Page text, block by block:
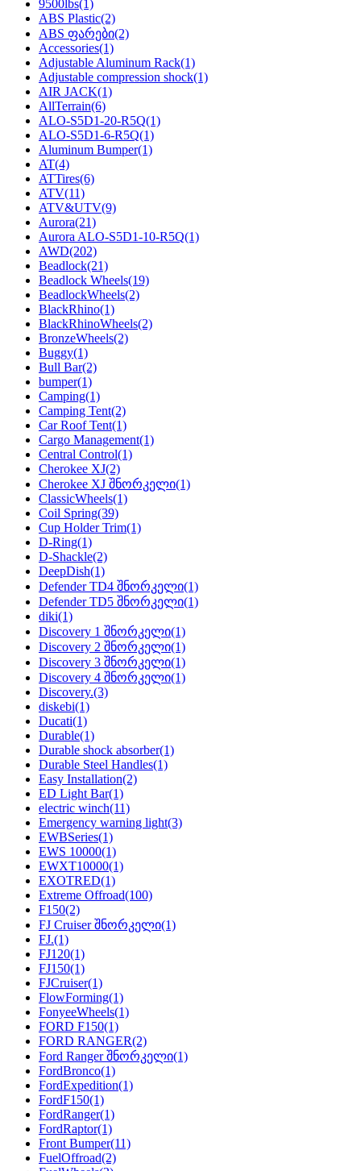
9500lbs(1)
ABS Plastic(2)
ABS ფარები(2)
Accessories(1)
Adjustable Aluminum Rack(1)
Adjustable compression shock(1)
AIR JACK(1)
AllTerrain(6)
ALO-S5D1-20-R5Q(1)
ALO-S5D1-6-R5Q(1)
Aluminum Bumper(1)
AT(4)
ATTires(6)
ATV(11)
ATV&UTV(9)
Aurora(21)
Aurora ALO-S5D1-10-R5Q(1)
AWD(202)
Beadlock(21)
Beadlock Wheels(19)
BeadlockWheels(2)
BlackRhino(1)
BlackRhinoWheels(2)
BronzeWheels(2)
Buggy(1)
Bull Bar(2)
bumper(1)
Camping(1)
Camping Tent(2)
Car Roof Tent(1)
Cargo Management(1)
Central Control(1)
Cherokee XJ(2)
Cherokee XJ შნორკელი(1)
ClassicWheels(1)
Coil Spring(39)
Cup Holder Trim(1)
D-Ring(1)
D-Shackle(2)
DeepDish(1)
Defender TD4 შნორკელი(1)
Defender TD5 შნორკელი(1)
diki(1)
Discovery 1 შნორკელი(1)
Discovery 2 შნორკელი(1)
Discovery 3 შნორკელი(1)
Discovery 4 შნორკელი(1)
Discovery.(3)
diskebi(1)
Ducati(1)
Durable(1)
Durable shock absorber(1)
Durable Steel Handles(1)
Easy Installation(2)
ED Light Bar(1)
electric winch(11)
Emergency warning light(3)
EWBSeries(1)
EWS 10000(1)
EWXT10000(1)
EXOTRED(1)
Extreme Offroad(100)
F150(2)
FJ Cruiser შნორკელი(1)
FJ.(1)
FJ120(1)
FJ150(1)
FJCruiser(1)
FlowForming(1)
FonyeeWheels(1)
FORD F150(1)
FORD RANGER(2)
Ford Ranger შნორკელი(1)
FordBronco(1)
FordExpedition(1)
FordF150(1)
FordRanger(1)
FordRaptor(1)
Front Bumper(11)
FuelOffroad(2)